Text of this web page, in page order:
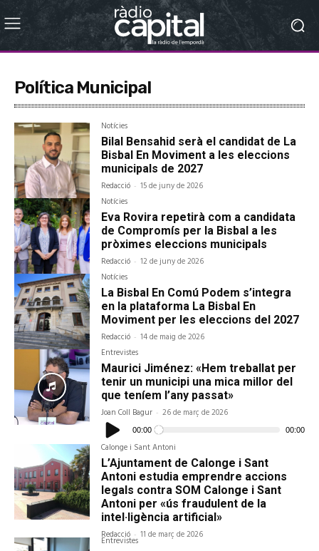
Política Municipal
Notícies
Bilal Bensahid serà el candidat de La
Bisbal En Moviment a les eleccions
municipals de 2027
Redacció - 15 de juny de 2026
Notícies
Eva Rovira repetirà com a candidata
de Compromís per la Bisbal a les
pròximes eleccions municipals
Redacció - 12 de juny de 2026
Notícies
La Bisbal En Comú Podem s’integra
en la plataforma La Bisbal En
Moviment per les eleccions del 2027
Redacció - 14 de maig de 2026
Entrevistes
Maurici Jiménez: «Hem treballat per
tenir un municipi una mica millor del
que teníem l’any passat»
Joan Coll Bagur - 26 de març de 2026
Reproductor
d'àudio00:00 00:00
Calonge i Sant Antoni
L’Ajuntament de Calonge i Sant
Antoni estudia emprendre accions
legals contra SOM Calonge i Sant
Antoni per «ús fraudulent de la
intel·ligència artificial»
Redacció - 11 de març de 2026
Entrevistes